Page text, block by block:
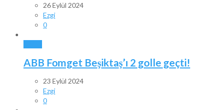
26 Eylül 2024
Ezgi
0
ABB Fomget Beşiktaş’ı 2 golle geçti!
23 Eylül 2024
Ezgi
0